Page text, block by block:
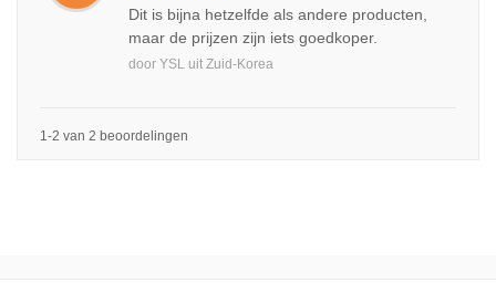
Dit is bijna hetzelfde als andere producten,
maar de prijzen zijn iets goedkoper.
door YSL uit Zuid-Korea
1-2 van 2 beoordelingen